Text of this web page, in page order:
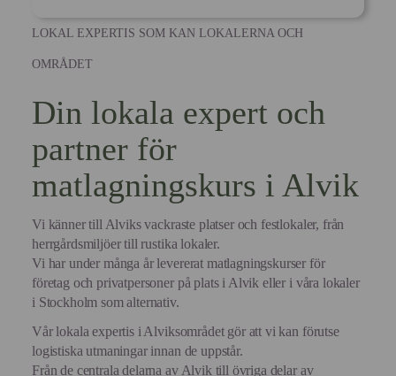
LOKAL EXPERTIS SOM KAN LOKALERNA OCH
OMRÅDET
Din lokala expert och
partner för
matlagningskurs i Alvik
Vi känner till Alviks vackraste platser och festlokaler, från
herrgårdsmiljöer till rustika lokaler.
Vi har under många år levererat matlagningskurser för
företag och privatpersoner på plats i Alvik eller i våra lokaler
i Stockholm som alternativ.
Vår lokala expertis i Alviksområdet gör att vi kan förutse
logistiska utmaningar innan de uppstår.
Från de centrala delarna av Alvik till övriga delar av